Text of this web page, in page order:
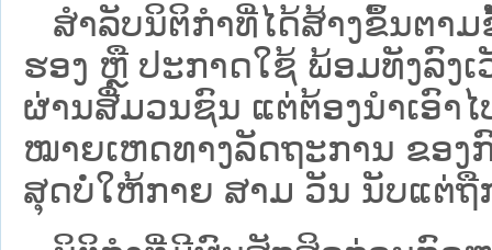
ສໍາລັບນິຕິກໍາທີ່ໄດ້ສ້າງຂຶ້ນຕາ
ຮອງ ຫຼື ປະກາດໃຊ້ ພ້ອມທັງລົງ
ຜ່ານສື່ມວນຊົນ ແຕ່ຕ້ອງນໍາເອົາ
ໝາຍ​ເຫດ​ທາງ​ລັດ​ຖະ​ການ​ ຂອ
ສຸດບໍ່ໃຫ້ກາຍ ສາມ ວັນ ນັບແຕ່ຖື